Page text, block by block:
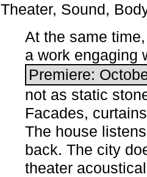
Theater, Sound,
At the same time,
a work engaging
Premiere:
not as static
Facades,
The house
back. The city
theater